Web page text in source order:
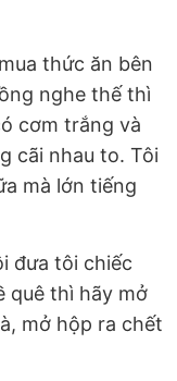
thức ăn bên
nghe thế thì
cơm trắng và
cãi nhau to. Tôi
mà lớn tiếng
đưa tôi chiếc
quê thì hãy mở
mở hộp ra chết